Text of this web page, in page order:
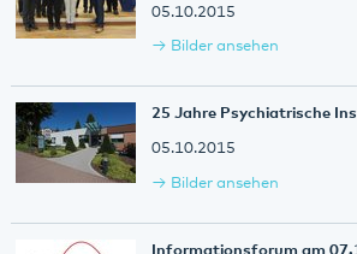
05.10.2015
Bilder ansehen
25 Jahre Psychiatrische
05.10.2015
Bilder ansehen
Informationsforum am